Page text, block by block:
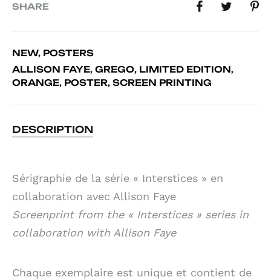
SHARE
NEW, POSTERS
ALLISON FAYE, GREGO, LIMITED EDITION,
ORANGE, POSTER, SCREEN PRINTING
DESCRIPTION
Sérigraphie de la série « Interstices » en
collaboration avec Allison Faye
Screenprint from the « Interstices » series in
collaboration with Allison Faye
Chaque exemplaire est unique et contient de